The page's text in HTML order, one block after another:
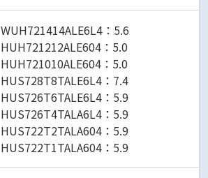
WUH721414ALE6L4：5.6
HUH721212ALE604：5.0
HUH721010ALE604：5.0
HUS728T8TALE6L4：7.4
HUS726T6TALE6L4：5.9
HUS726T4TALA6L4：5.9
HUS722T2TALA604：5.9
HUS722T1TALA604：5.9